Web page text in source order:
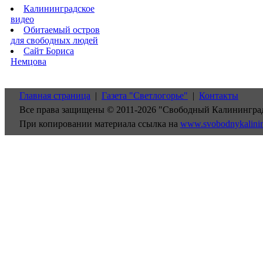
Калининградское
видео
Обитаемый остров
для свободных людей
Сайт Бориса
Немцова
Главная страница | Газета "Светлогорье" | Контакты
Все права защищены © 2011-2026 "Свободный
При копировании материала ссылка на